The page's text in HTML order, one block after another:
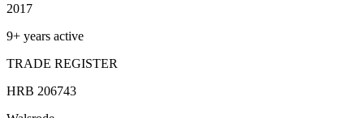
2017
9+ years active
TRADE REGISTER
HRB 206743